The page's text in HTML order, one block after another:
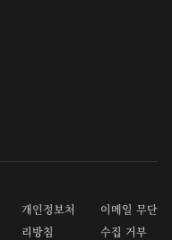
개인정보처
리방침
이메일 무단
수집 거부